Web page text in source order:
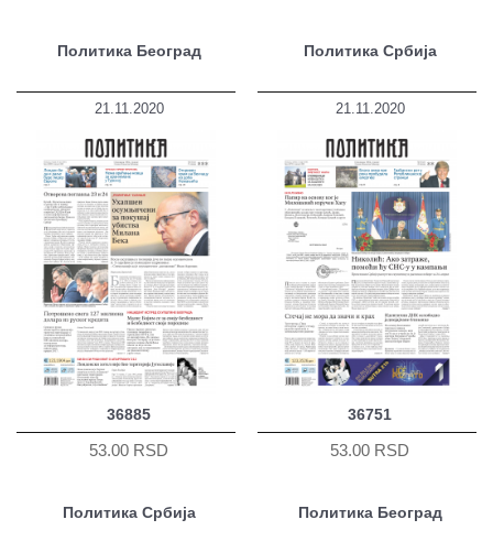
Политика Београд
21.11.2020
36885
53.00 RSD
Политика Србија
21.11.2020
36751
53.00 RSD
Политика Србија Политика Београд